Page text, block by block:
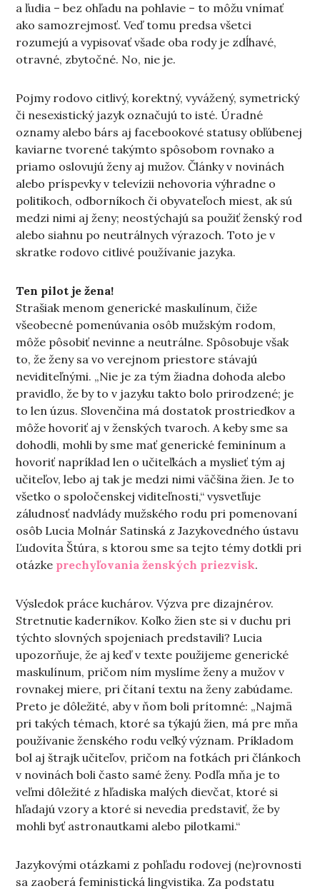
a ľudia – bez ohľadu na pohlavie – to môžu vnímať
ako samozrejmosť. Veď tomu predsa všetci
rozumejú a vypisovať všade oba rody je zdĺhavé,
otravné, zbytočné. No, nie je.
Pojmy rodovo citlivý, korektný, vyvážený, symetrický
či nesexistický jazyk označujú to isté. Úradné
oznamy alebo bárs aj facebookové statusy obľúbenej
kaviarne tvorené takýmto spôsobom rovnako a
priamo oslovujú ženy aj mužov. Články v novinách
alebo príspevky v televízii nehovoria výhradne o
politikoch, odborníkoch či obyvateľoch miest, ak sú
medzi nimi aj ženy; neostýchajú sa použiť ženský rod
alebo siahnu po neutrálnych výrazoch. Toto je v
skratke rodovo citlivé používanie jazyka.
Ten pilot je žena!
Strašiak menom generické maskulínum, čiže
všeobecné pomenúvania osôb mužským rodom,
môže pôsobiť nevinne a neutrálne. Spôsobuje však
to, že ženy sa vo verejnom priestore stávajú
neviditeľnými. „Nie je za tým žiadna dohoda alebo
pravidlo, že by to v jazyku takto bolo prirodzené; je
to len úzus. Slovenčina má dostatok prostriedkov a
môže hovoriť aj v ženských tvaroch. A keby sme sa
dohodli, mohli by sme mať generické feminínum a
hovoriť napríklad len o učiteľkách a myslieť tým aj
učiteľov, lebo aj tak je medzi nimi väčšina žien. Je to
všetko o spoločenskej viditeľnosti,“ vysvetľuje
záludnosť nadvlády mužského rodu pri pomenovaní
osôb Lucia Molnár Satinská z Jazykovedného ústavu
Ľudovíta Štúra, s ktorou sme sa tejto témy dotkli pri
otázke prechyľovania ženských priezvisk.
Výsledok práce kuchárov. Výzva pre dizajnérov.
Stretnutie kaderníkov. Koľko žien ste si v duchu pri
týchto slovných spojeniach predstavili? Lucia
upozorňuje, že aj keď v texte použijeme generické
maskulínum, pričom ním myslíme ženy a mužov v
rovnakej miere, pri čítaní textu na ženy zabúdame.
Preto je dôležité, aby v ňom boli prítomné: „Najmä
pri takých témach, ktoré sa týkajú žien, má pre mňa
používanie ženského rodu veľký význam. Príkladom
bol aj štrajk učiteľov, pričom na fotkách pri článkoch
v novinách boli často samé ženy. Podľa mňa je to
veľmi dôležité z hľadiska malých dievčat, ktoré si
hľadajú vzory a ktoré si nevedia predstaviť, že by
mohli byť astronautkami alebo pilotkami.“
Jazykovými otázkami z pohľadu rodovej (ne)rovnosti
sa zaoberá feministická lingvistika. Za podstatu